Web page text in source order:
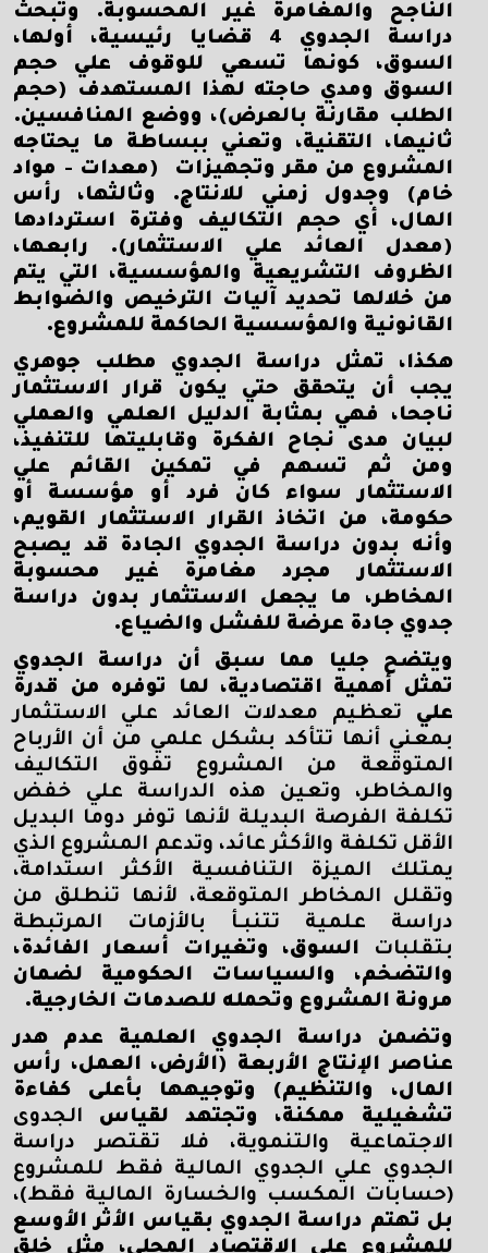
الناجح والمغامرة غير المحسوبة. وتبحث
دراسة الجدوي 4 قضايا رئيسية، أولها،
السوق، كونها تسعي للوقوف علي حجم
السوق ومدي حاجته لهذا المستهدف (حجم
الطلب مقارنة بالعرض)، ووضع المنافسين.
ثانيها، التقنية، وتعني ببساطة ما يحتاجه
المشروع من مقر وتجهيزات (معدات - مواد
خام) وجدول زمني للانتاج. وثالثها، رأس
المال، أي حجم التكاليف وفترة استردادها
(معدل العائد علي الاستثمار). رابعها،
الظروف التشريعية والمؤسسية، التي يتم
من خلالها تحديد آليات الترخيص والضوابط
القانونية والمؤسسية الحاكمة للمشروع.
هكذا، تمثل دراسة الجدوي مطلب جوهري
يجب أن يتحقق حتي يكون قرار الاستثمار
ناجحا، فهي بمثابة الدليل العلمي والعملي
لبيان مدى نجاح الفكرة وقابليتها للتنفيذ،
ومن ثم تسهم في تمكين القائم علي
الاستثمار سواء كان فرد أو مؤسسة أو
حكومة، من اتخاذ القرار الاستثمار القويم،
وأنه بدون دراسة الجدوي الجادة قد يصبح
الاستثمار مجرد مغامرة غير محسوبة
المخاطر، ما يجعل الاستثمار بدون دراسة
جدوي جادة عرضة للفشل والضياع.
ويتضح جليا مما سبق أن دراسة الجدوي
تمثل أهمية اقتصادية، لما توفره من قدرة
علي تعظيم معدلات العائد علي الاستثمار
بمعني أنها تتأكد بشكل علمي من أن الأرباح
المتوقعة من المشروع تفوق التكاليف
والمخاطر، وتعين هذه الدراسة علي خفض
تكلفة الفرصة البديلة لأنها توفر دوما البديل
الأقل تكلفة والأكثر عائد، وتدعم المشروع الذي
يمتلك الميزة التنافسية الأكثر استدامة،
وتقلل المخاطر المتوقعة، لأنها تنطلق من
دراسة علمية تتنبـأ بالأزمات المرتبطة
بتقلبات السوق، وتغيرات أسعار الفائدة،
والتضخم، والسياسات الحكومية لضمان
مرونة المشروع وتحمله للصدمات الخارجية.
وتضمن دراسة الجدوي العلمية عدم هدر
عناصر الإنتاج الأربعة (الأرض، العمل، رأس
المال، والتنظيم) وتوجيهها بأعلى كفاءة
تشغيلية ممكنة، وتجتهد لقياس الجدوى
الاجتماعية والتنموية، فلا تقتصر دراسة
الجدوي علي الجدوي المالية فقط للمشروع
(حسابات المكسب والخسارة المالية فقط)،
بل تهتم دراسة الجدوي بقياس الأثر الأوسع
للمشروع على الاقتصاد المحلي، مثل خلق